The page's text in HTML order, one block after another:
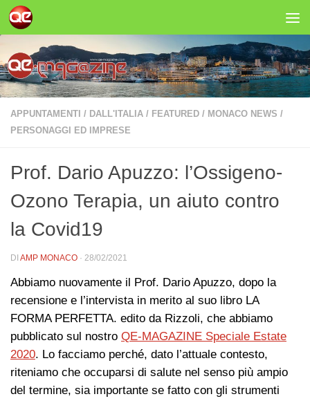
Salta al contenuto
APPUNTAMENTI / DALL'ITALIA / FEATURED / MONACO NEWS /
PERSONAGGI ED IMPRESE
Prof. Dario Apuzzo: l’Ossigeno-
Ozono Terapia, un aiuto contro
la Covid19
DI AMP MONACO · 28/02/2021
Abbiamo nuovamente il Prof. Dario Apuzzo, dopo la
recensione e l’intervista in merito al suo libro LA
FORMA PERFETTA. edito da Rizzoli, che abbiamo
pubblicato sul nostro QE-MAGAZINE Speciale Estate
2020. Lo facciamo perché, dato l’attuale contesto,
riteniamo che occuparsi di salute nel senso più ampio
del termine, sia importante se fatto con gli strumenti